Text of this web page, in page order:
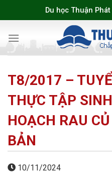
to
Du học Thuận
T8/2017 –
THỰC TẬP
HOẠCH RAU
BẢN
10/11/2024